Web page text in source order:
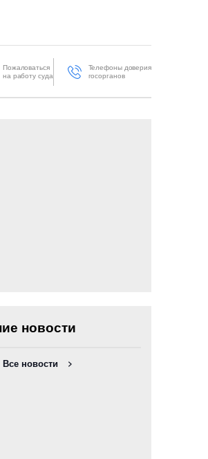
Пожаловаться
на работу суда
Телефоны доверия
госорганов
новости
Все новости